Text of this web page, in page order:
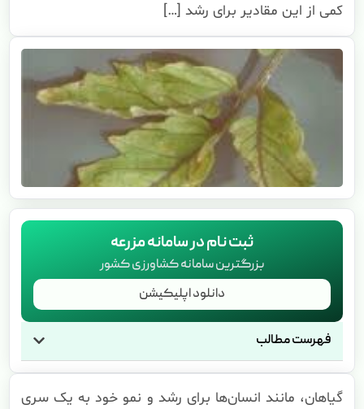
کمی از این مقادیر برای رشد […]
ثبت نام در سامانه مزرعه
بزرگترین سامانه کشاورزی کشور
دانلود اپلیکیشن
فهرست مطالب
گیاهان، مانند انسان‌ها برای رشد و نمو خود به یک سری